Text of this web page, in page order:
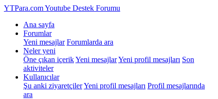
YTPara.comYoutube Destek Forumu
Ana sayfa
Forumlar
Yeni mesajlar Forumlarda ara
Neler yeni
Öne çıkan içerikYeni mesajlarYeni profil mesajları Son
aktiviteler
Kullanıcılar
Şu anki ziyaretçilerYeni profil mesajları Profil mesajlarında
ara